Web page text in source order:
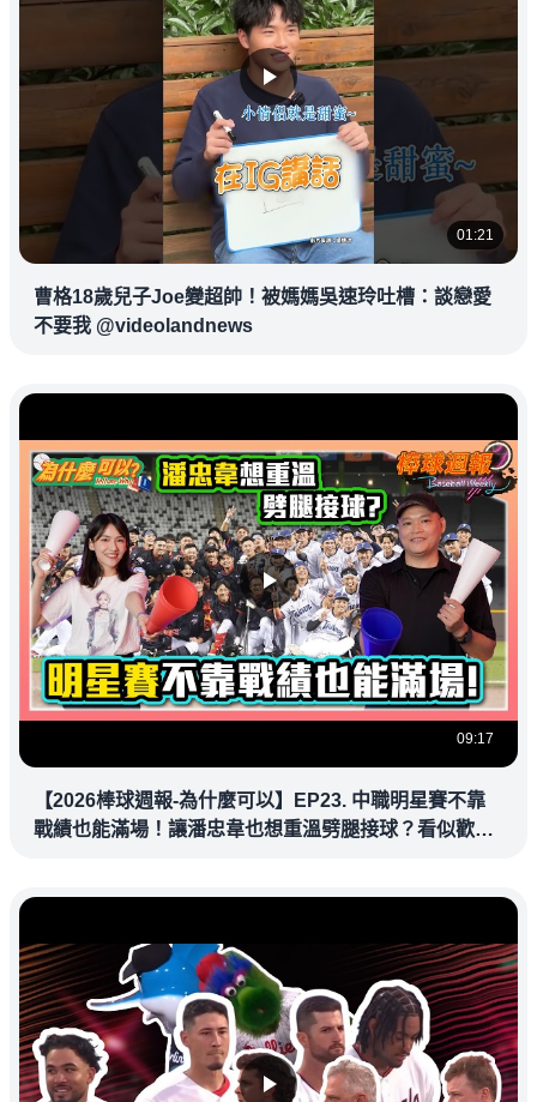
01:21
曹格18歲兒子Joe變超帥！被媽媽吳速玲吐槽：談戀愛
不要我 @videolandnews
09:17
【2026棒球週報-為什麼可以】EP23. 中職明星賽不靠
戰績也能滿場！讓潘忠韋也想重溫劈腿接球？看似歡樂